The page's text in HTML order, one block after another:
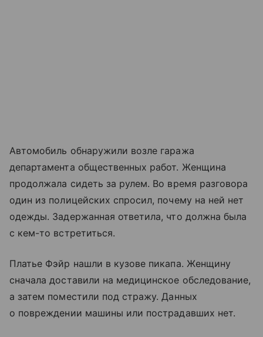
Автомобиль обнаружили возле гаража
департамента общественных работ. Женщина
продолжала сидеть за рулем. Во время разговора
один из полицейских спросил, почему на ней нет
одежды. Задержанная ответила, что должна была
с кем-то встретиться.
Платье Фэйр нашли в кузове пикапа. Женщину
сначала доставили на медицинское обследование,
а затем поместили под стражу. Данных
о повреждении машины или пострадавших нет.